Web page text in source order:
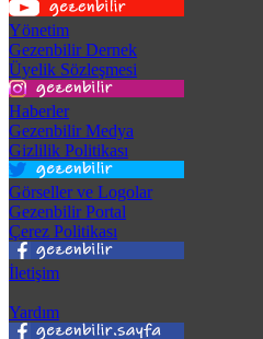
Yönetim
Gezenbilir Dernek
Üyelik Sözleşmesi
Haberler
Gezenbilir Medya
Gizlilik Politikası
Görseller ve Logolar
Gezenbilir Portal
Çerez Politikası
İletişim
Yardım